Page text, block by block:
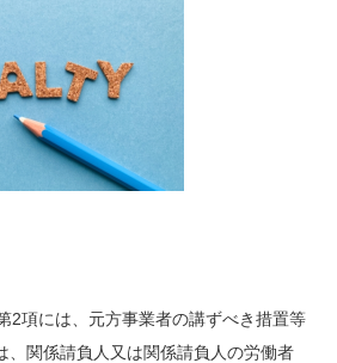
2項には、元方事業者の講ずべき措置等
、関係請負人又は関係請負人の労働者